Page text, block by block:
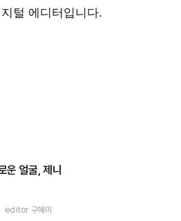
털 에디터입니다.
운 얼굴, 제니
editor 구혜미